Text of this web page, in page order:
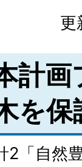
更
計
を
2「自然